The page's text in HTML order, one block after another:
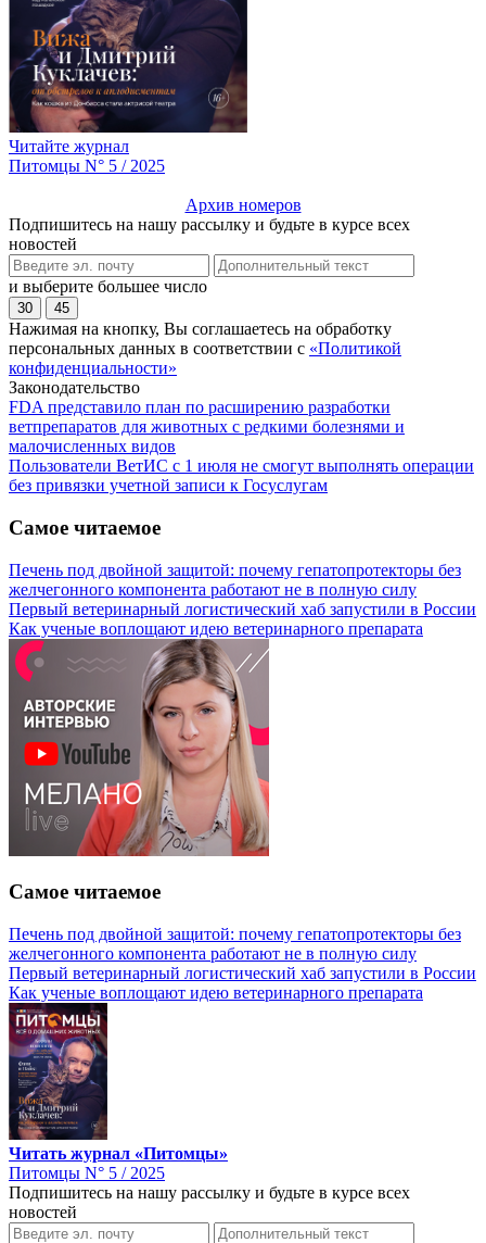
Читайте журнал
Питомцы N° 5 / 2025
Архив номеров
Подпишитесь на нашу рассылку и будьте в курсе всех
новостей
и выберите большее число
30 45
Нажимая на кнопку, Вы соглашаетесь на обработку
персональных данных в соответствии с «Политикой
конфиденциальности»
Законодательство
FDA представило план по расширению разработки
ветпрепаратов для животных с редкими болезнями и
малочисленных видов
Пользователи ВетИС с 1 июля не смогут выполнять операции
без привязки учетной записи к Госуслугам
Самое читаемое
Печень под двойной защитой: почему гепатопротекторы без
желчегонного компонента работают не в полную силу
Первый ветеринарный логистический хаб запустили в России
Как ученые воплощают идею ветеринарного препарата
Самое читаемое
Печень под двойной защитой: почему гепатопротекторы без
желчегонного компонента работают не в полную силу
Первый ветеринарный логистический хаб запустили в России
Как ученые воплощают идею ветеринарного препарата
Читать журнал «Питомцы»
Питомцы N° 5 / 2025
Подпишитесь на нашу рассылку и будьте в курсе всех
новостей